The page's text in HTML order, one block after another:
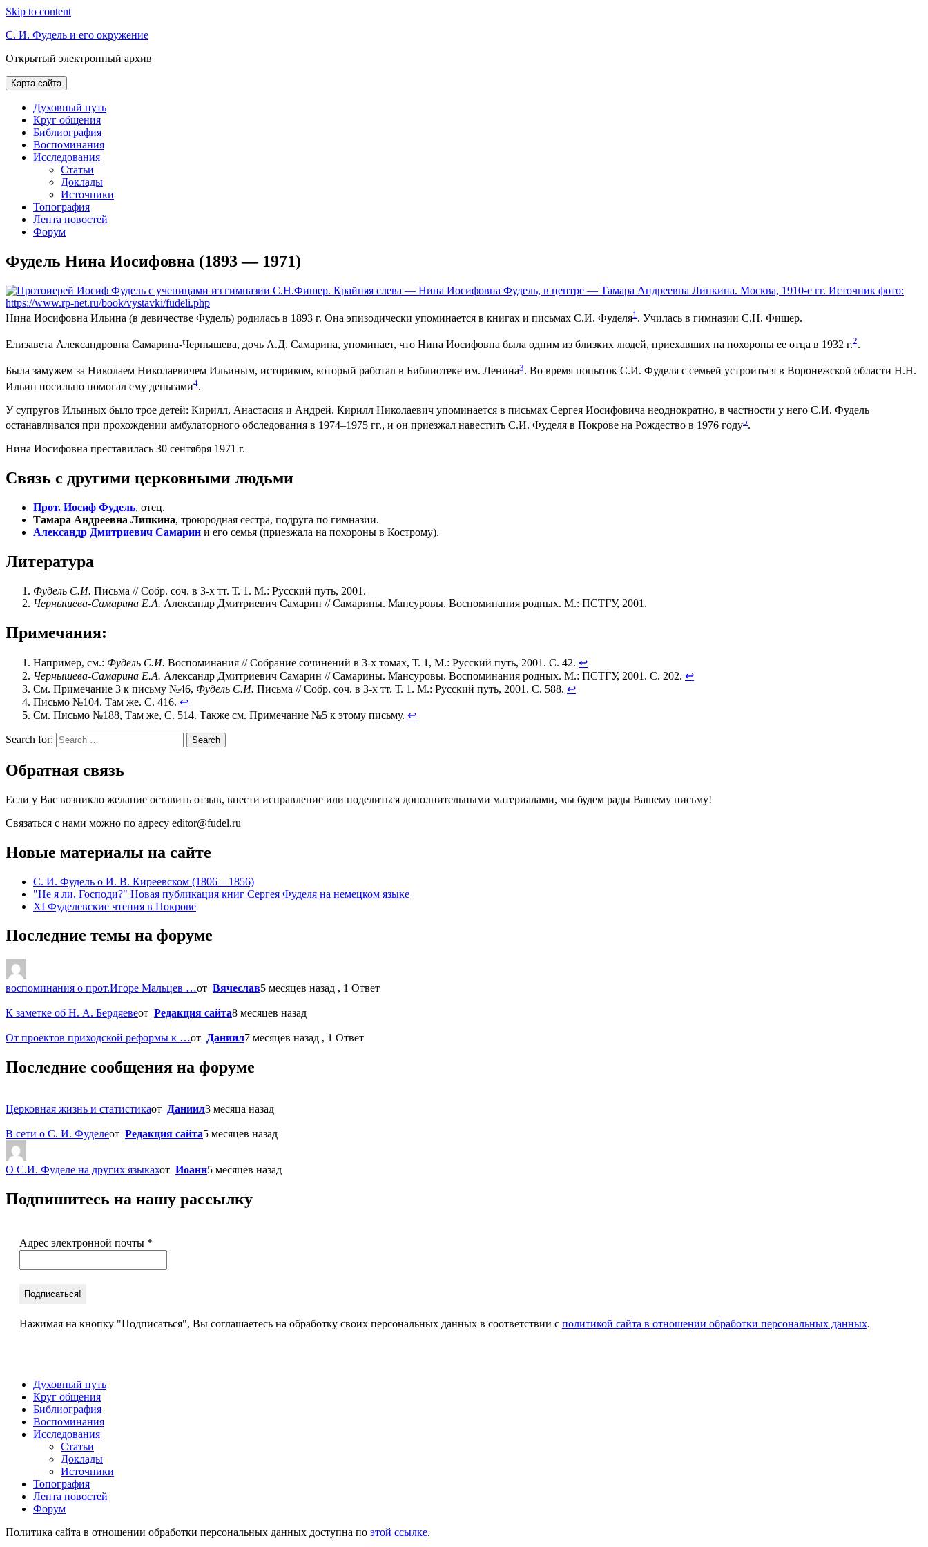
Skip to content
С. И. Фудель и его окружение
Открытый электронный архив
Карта сайта
Духовный путь
Круг общения
Библиография
Воспоминания
Исследования
Статьи
Доклады
Источники
Топография
Лента новостей
Форум
Фудель Нина Иосифовна (1893 — 1971)
Нина Иосифовна Ильина (в девичестве Фудель) родилась в 1893 г. Она эпизодически упоминается в книгах и письмах С.И. Фуделя1 . Училась в гимназии С.Н. Фишер.
Елизавета Александровна Самарина-Чернышева, дочь А.Д. Самарина, упоминает, что Нина Иосифовна была одним из близких людей, приехавших на похороны ее отца в 1932 г.2.
Была замужем за Николаем Николаевичем Ильиным, историком, который работал в Библиотеке им. Ленина3. Во время попыток С.И. Фуделя с семьей устроиться в Воронежской области Н.Н.
Ильин посильно помогал ему деньгами4.
У супругов Ильиных было трое детей: Кирилл, Анастасия и Андрей. Кирилл Николаевич упоминается в письмах Сергея Иосифовича неоднократно, в частности у него С.И. Фудель
останавливался при прохождении амбулаторного обследования в 1974–1975 гг., и он приезжал навестить С.И. Фуделя в Покрове на Рождество в 1976 году5.
Нина Иосифовна преставилась 30 сентября 1971 г.
Связь с другими церковными людьми
Прот. Иосиф Фудель, отец.
Тамара Андреевна Липкина, троюродная сестра, подруга по гимназии.
Александр Дмитриевич Самарин и его семья (приезжала на похороны в Кострому).
Литература
Фудель С.И. Письма // Собр. соч. в 3-х тт. Т. 1. М.: Русский путь, 2001.
Чернышева-Самарина Е.А. Александр Дмитриевич Самарин // Самарины. Мансуровы. Воспоминания родных. М.: ПСТГУ, 2001.
Примечания:
Например, см.: Фудель С.И. Воспоминания // Собрание сочинений в 3-х томах, Т. 1, М.: Русский путь, 2001. С. 42. ↩
Чернышева-Самарина Е.А. Александр Дмитриевич Самарин // Самарины. Мансуровы. Воспоминания родных. М.: ПСТГУ, 2001. С. 202. ↩
См. Примечание 3 к письму №46, Фудель С.И. Письма // Собр. соч. в 3-х тт. Т. 1. М.: Русский путь, 2001. С. 588. ↩
Письмо №104. Там же. С. 416. ↩
См. Письмо №188, Там же, С. 514. Также см. Примечание №5 к этому письму. ↩
Search for: Search
Обратная связь
Если у Вас возникло желание оставить отзыв, внести исправление или поделиться дополнительными материалами, мы будем рады Вашему письму!
Связаться с нами можно по адресу editor@fudel.ru
Новые материалы на сайте
С. И. Фудель о И. В. Киреевском (1806 ‒ 1856)
"Не я ли, Господи?" Новая публикация книг Сергея Фуделя на немецком языке
XI Фуделевские чтения в Покрове
Последние темы на форуме
воспоминания о прот.Игоре Мальцев …от Вячеслав5 месяцев назад , 1 Ответ
К заметке об Н. А. Бердяевеот Редакция сайта8 месяцев назад
От проектов приходской реформы к …от Даниил7 месяцев назад , 1 Ответ
Последние сообщения на форуме
Церковная жизнь и статистикаот Даниил3 месяца назад
В сети о С. И. Фуделеот Редакция сайта5 месяцев назад
О С.И. Фуделе на других языкахот Иоанн5 месяцев назад
Подпишитесь на нашу рассылку
Адрес электронной почты *
Нажимая на кнопку "Подписаться", Вы соглашаетесь на обработку своих персональных данных в соответствии с политикой сайта в отношении обработки персональных данных.
Духовный путь
Круг общения
Библиография
Воспоминания
Исследования
Статьи
Доклады
Источники
Топография
Лента новостей
Форум
Политика сайта в отношении обработки персональных данных доступна по этой ссылке.